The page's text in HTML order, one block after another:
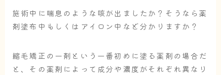
施術中に喘息のような咳が出ましたか？そうなら薬
剤塗布中もしくはアイロン中など分かりますか？
縮毛矯正の一剤という一番初めに塗る薬剤の場合だ
と、その薬剤によって成分や濃度がそれぞれ異なり